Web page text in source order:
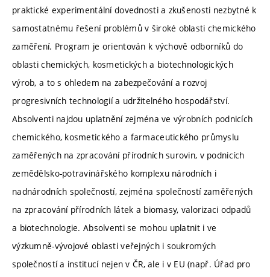
praktické experimentální dovednosti a zkušenosti nezbytné k
samostatnému řešení problémů v široké oblasti chemického
zaměření. Program je orientován k výchově odborníků do
oblasti chemických, kosmetických a biotechnologických
výrob, a to s ohledem na zabezpečování a rozvoj
progresivních technologií a udržitelného hospodářství.
Absolventi najdou uplatnění zejména ve výrobních podnicích
chemického, kosmetického a farmaceutického průmyslu
zaměřených na zpracování přírodních surovin, v podnicích
zemědělsko-potravinářského komplexu národních i
nadnárodních společností, zejména společností zaměřených
na zpracování přírodních látek a biomasy, valorizaci odpadů
a biotechnologie. Absolventi se mohou uplatnit i ve
výzkumně-vývojové oblasti veřejných i soukromých
společností a institucí nejen v ČR, ale i v EU (např. Úřad pro